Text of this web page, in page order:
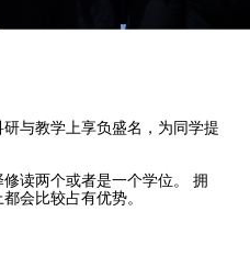
与教学上享负盛名，为同学提
读两个或者是一个学位。 拥
会比较占有优势。